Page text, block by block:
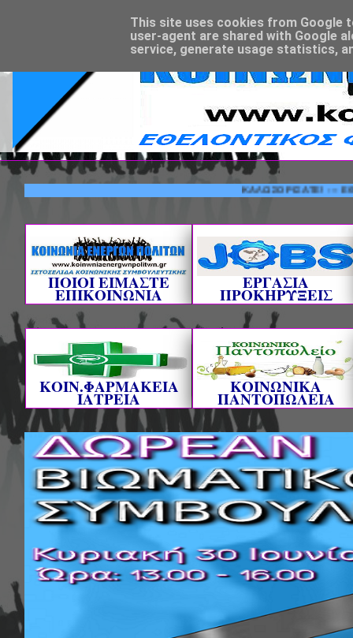
ΚΑΛΩΣΟΡΙΣΑΤΕ! ---
ΠΟΙΟΙ ΕΙΜΑΣΤΕ
ΕΠΙΚΟΙΝΩΝΙΑ
ΕΡΓΑΣΙΑ
ΠΡΟΚΗΡΥΞΕΙΣ
ΚΟΙΝ.ΦΑΡΜΑΚΕΙΑ
ΙΑΤΡΕΙΑ
ΚΟΙΝΩΝΙΚΑ
ΠΑΝΤΟΠΩΛΕΙΑ
This site uses cookies from Google
user-agent are shared with Google
service, generate usage statistics,